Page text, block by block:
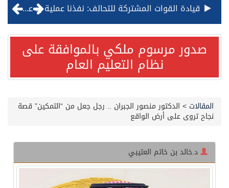
قيادة القوات المشتركة للتحالف: نفذنا عملية رد عسكري متناسبة لأهداف عسكرية مشروعة تابعة للمليشيا الحوثية الإرهابية في محافظة الحديدة
مصدر مسؤول بالهيئة العامة للنقل: استهداف السفينة السعودية NCC MASA خلال إبحارها في البحر الأحمر نتج عنه إصابة طفيفة في بدنها
مصدر مسؤول بالهيئة العامة للنقل: سلامة جميع أفراد طاقم سفينة (ENCELIA) وتم اتخاذ الإجراءات اللازمة لتأمينها
خلال 3 أيام… التجمعات الصحية تتلقى رغبات أكثر من 87% من موظفي وزارة الصحة لعروض الانتقال
صدور مرسوم ملكي بالموافقة على
نظام التعليم العام
المقالات > الدكتور منصور الجبران .. رجل جعل من “التمكين” قصة
نجاح تروى على أرض الواقع
د.خالد بن خاتم العتيبي